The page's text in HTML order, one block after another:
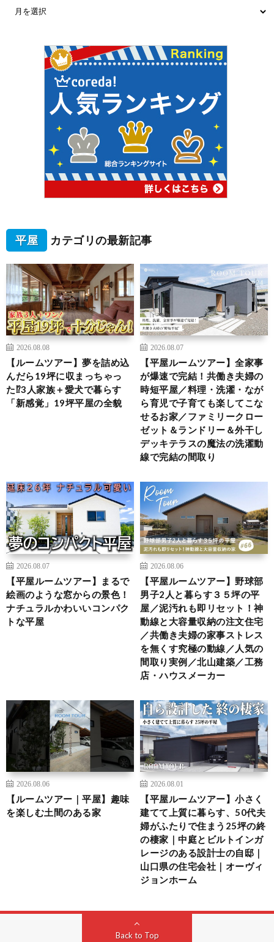
平屋 カテゴリの最新記事
2026.08.08
【ルームツアー】夢を詰め込
んだら19坪に収まっちゃっ
た⁉︎3人家族＋愛犬で暮らす
「新感覚」19坪平屋の全貌
2026.08.07
【平屋ルームツアー】全家事
が爆速で完結！共働き夫婦の
時短平屋／料理・洗濯・なが
ら育児で子育ても楽してこな
せるお家／ファミリークロー
ゼット＆ランドリー＆外干し
デッキテラスの魔法の洗濯動
線で完結の間取り
2026.08.07
【平屋ルームツアー】まるで
絵画のような窓からの景色！
ナチュラルかわいいコンパク
トな平屋
2026.08.06
【平屋ルームツアー】野球部
男子2人と暮らす３５坪の平
屋／泥汚れも即リセット！神
動線と大容量収納の注文住宅
／共働き夫婦の家事ストレス
を無くす究極の動線／人気の
間取り実例／北山建築／工務
店・ハウスメーカー
2026.08.06
【ルームツアー｜平屋】趣味
を楽しむ土間のある家
2026.08.01
【平屋ルームツアー】小さく
建てて上質に暮らす、50代夫
婦がふたりで住まう25坪の終
の棲家｜中庭とビルトインガ
レージのある設計士の自邸｜
山口県の住宅会社｜オーヴィ
ジョンホーム
Back to Top